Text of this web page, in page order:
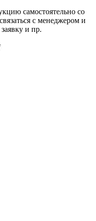
самостоятельно со
с менеджером и
и пр.